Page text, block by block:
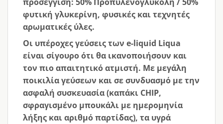
φυτική γλυκερίνη, φυσικές και τεχνητές
αρωματικές ύλες.
Οι υπέροχες γεύσεις των e-liquid Liqua
είναι σίγουρο ότι θα ικανοποιήσουν και
τον πιο απαιτητικό ατμιστή. Με μεγάλη
ποικιλία γεύσεων και σε συνδυασμό με την
ασφαλή συσκευασία (καπάκι CHIP,
σφραγισμένο μπουκάλι με ημερομηνία
λήξης και αριθμό παρτίδας), τα υγρά